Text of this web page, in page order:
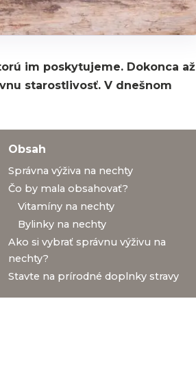
im poskytujeme. Dokonca až
starostlivosť. V dnešnom
Obsah
Správna výživa na nechty
Čo by mala obsahovať?
Vitamíny na nechty
Bylinky na nechty
Ako si vybrať správnu výživu na
nechty?
Stavte na prírodné doplnky stravy